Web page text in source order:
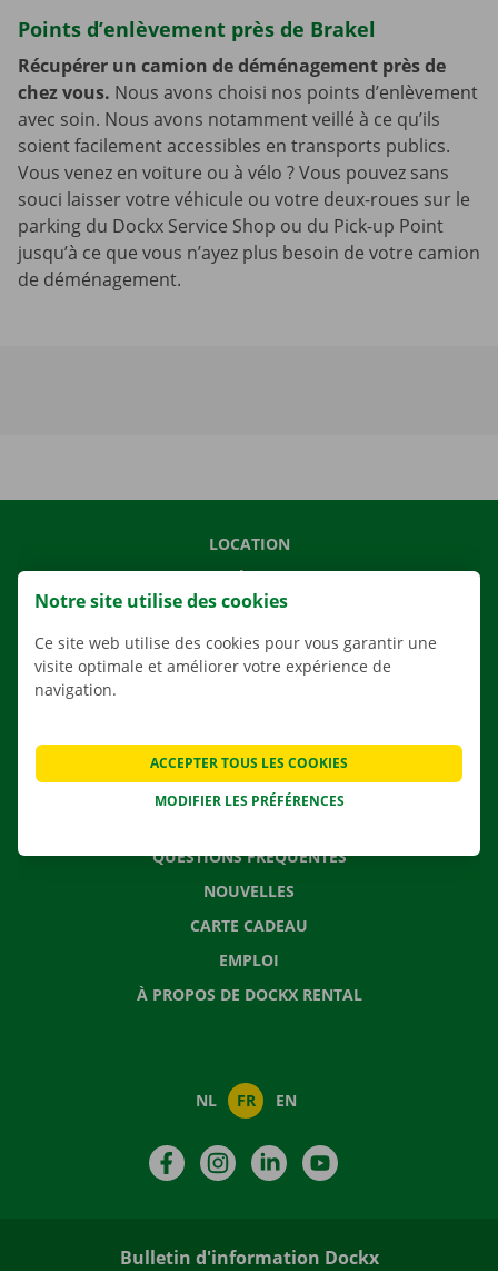
Points d’enlèvement près de Brakel
Récupérer un camion de déménagement près de
chez vous. Nous avons choisi nos points d’enlèvement
avec soin. Nous avons notamment veillé à ce qu’ils
soient facilement accessibles en transports publics.
Vous venez en voiture ou à vélo ? Vous pouvez sans
souci laisser votre véhicule ou votre deux-roues sur le
parking du Dockx Service Shop ou du Pick-up Point
jusqu’à ce que vous n’ayez plus besoin de votre camion
de déménagement.
LOCATION
NOS VÉHICULES
NOS SERVICES
AGENCES
QUESTIONS FRÉQUENTES
NOUVELLES
CARTE CADEAU
EMPLOI
À PROPOS DE DOCKX RENTAL
NL FR EN
FacebookInstagramLinkedIn
Bulletin d'information Dockx
Notre site utilise des cookies
Ce site web utilise des cookies pour vous garantir une
visite optimale et améliorer votre expérience de
navigation.
MODIFIER LES PRÉFÉRENCES
ACCEPTER TOUS LES COOKIES